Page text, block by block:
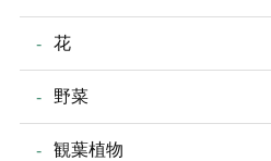
花
野菜
観葉植物